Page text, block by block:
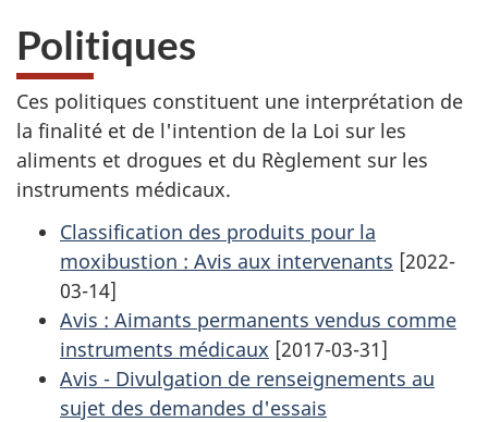
Politiques
Ces politiques constituent une interprétation de
la finalité et de l'intention de la Loi sur les
aliments et drogues et du Règlement sur les
instruments médicaux.
Classification des produits pour la
moxibustion : Avis aux intervenants [2022-
03-14]
Avis : Aimants permanents vendus comme
instruments médicaux [2017-03-31]
Avis - Divulgation de renseignements au
sujet des demandes d'essais